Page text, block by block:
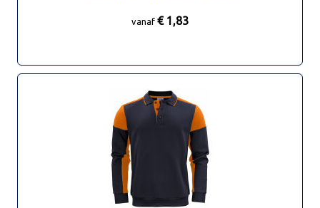
vanaf € 1,83